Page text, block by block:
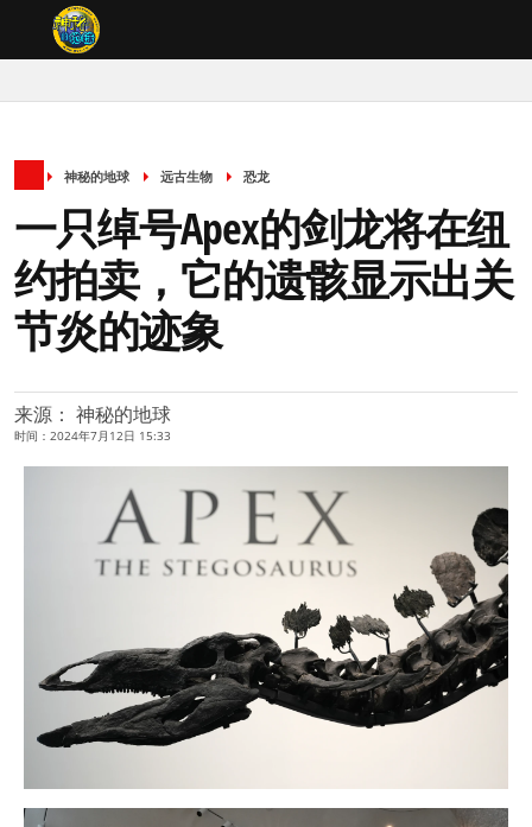
神秘的地球 远古生物 恐龙
一只绰号Apex的剑龙将在纽
约拍卖，它的遗骸显示出关
节炎的迹象
来源： 神秘的地球
时间：2024年7月12日 15:33